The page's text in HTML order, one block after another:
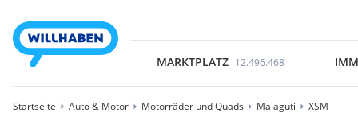
MARKTPLATZ 12.496.468
Startseite Auto & Motor Motorräder und Quads Malaguti XSM